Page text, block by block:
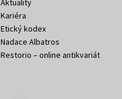
Aktuality
Kariéra
Etický kodex
Nadace Albatros
Restorio – online antikvariát